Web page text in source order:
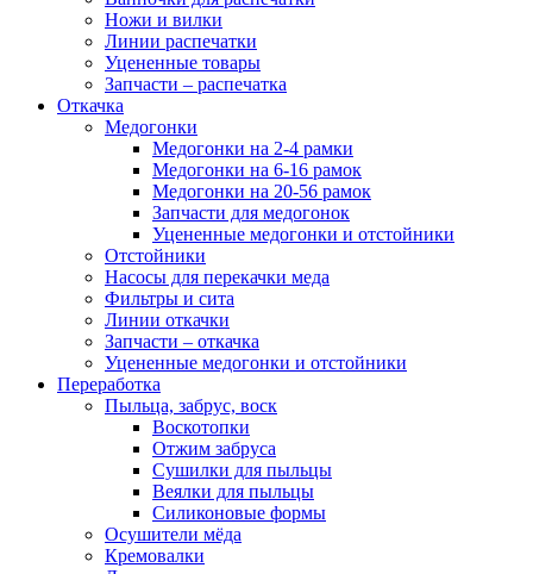
Ножи и вилки
Линии распечатки
Уцененные товары
Запчасти – распечатка
Откачка
Медогонки
Медогонки на 2-4 рамки
Медогонки на 6-16 рамок
Медогонки на 20-56 рамок
Запчасти для медогонок
Уцененные медогонки и отстойники
Отстойники
Насосы для перекачки меда
Фильтры и сита
Линии откачки
Запчасти – откачка
Уцененные медогонки и отстойники
Переработка
Пыльца, забрус, воск
Воскотопки
Отжим забруса
Сушилки для пыльцы
Веялки для пыльцы
Силиконовые формы
Осушители мёда
Кремовалки